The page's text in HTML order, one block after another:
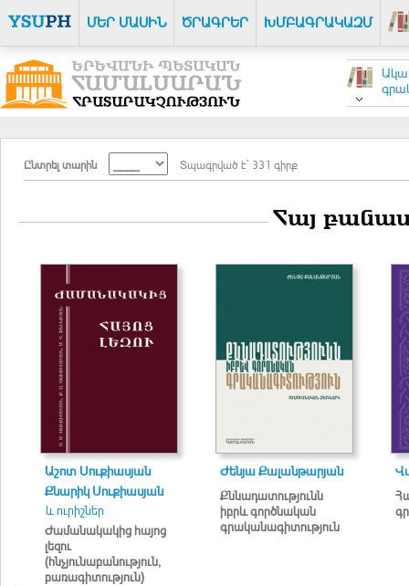
ՄԵՐ ՄԱՍԻՆ ԾՐԱԳՐԵՐ ԽՄԲԱԳՐԱԿԱԶՄ
Ընտրել տարին Տպագրված է` 331 գիրք
Հայ
Աշոտ Սուքիասյան
Քնարիկ Սուքիասյան
և ուրիշներ
Ժամանակակից հայոց
լեզու
(հնչյունաբանություն,
բառագիտություն)
Ժենյա Քալանթարյան
Քննադատությունն
իբրև գործնական
գրականագիտություն